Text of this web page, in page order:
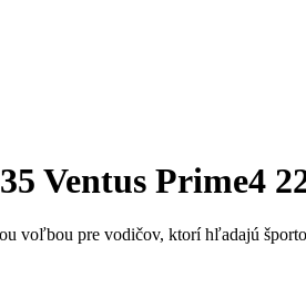
Ventus Prime4
voľbou pre vodičov, ktorí hľadajú